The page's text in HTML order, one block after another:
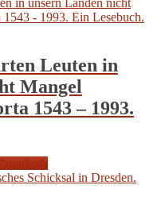
Leuten in
Mangel
1543 – 1993.